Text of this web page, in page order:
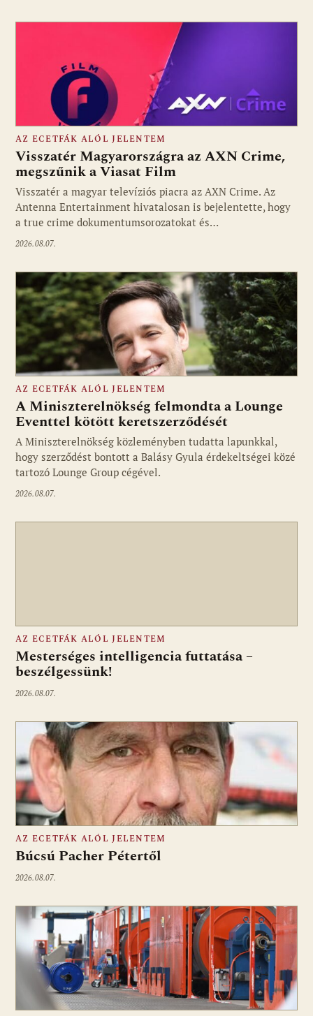
Fotó: media1.hu
AZ ECETFÁK ALÓL JELENTEM
Visszatér Magyarországra az AXN Crime,
megszűnik a Viasat Film
Visszatér a magyar televíziós piacra az AXN Crime. Az
Antenna Entertainment hivatalosan is bejelentette, hogy
a true crime dokumentumsorozatokat és…
2026.08.07.
Fotó: media1.hu
AZ ECETFÁK ALÓL JELENTEM
A Miniszterelnökség felmondta a Lounge
Eventtel kötött keretszerződését
A Miniszterelnökség közleményben tudatta lapunkkal,
hogy szerződést bontott a Balásy Gyula érdekeltségei közé
tartozó Lounge Group cégével.
2026.08.07.
AZ ECETFÁK ALÓL JELENTEM
Mesterséges intelligencia futtatása –
beszélgessünk!
2026.08.07.
AZ ECETFÁK ALÓL JELENTEM
Búcsú Pacher Pétertől
2026.08.07.